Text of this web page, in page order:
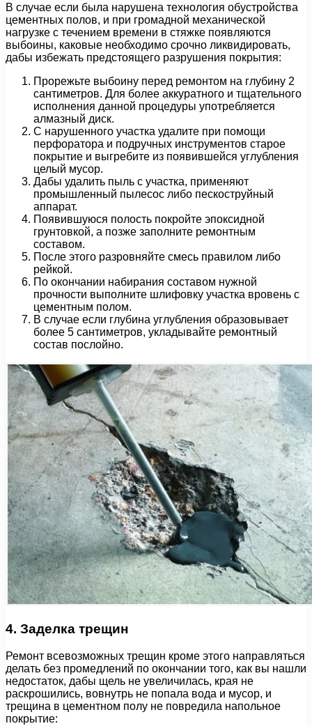
В случае если была нарушена технология обустройства
цементных полов, и при громадной механической
нагрузке с течением времени в стяжке появляются
выбоины, каковые необходимо срочно ликвидировать,
дабы избежать предстоящего разрушения покрытия:
Прорежьте выбоину перед ремонтом на глубину 2
сантиметров. Для более аккуратного и тщательного
исполнения данной процедуры употребляется
алмазный диск.
С нарушенного участка удалите при помощи
перфоратора и подручных инструментов старое
покрытие и выгребите из появившейся углубления
целый мусор.
Дабы удалить пыль с участка, применяют
промышленный пылесос либо пескоструйный
аппарат.
Появившуюся полость покройте эпоксидной
грунтовкой, а позже заполните ремонтным
составом.
После этого разровняйте смесь правилом либо
рейкой.
По окончании набирания составом нужной
прочности выполните шлифовку участка вровень с
цементным полом.
В случае если глубина углубления образовывает
более 5 сантиметров, укладывайте ремонтный
состав послойно.
4. Заделка трещин
Ремонт всевозможных трещин кроме этого направляться
делать без промедлений по окончании того, как вы нашли
недостаток, дабы щель не увеличилась, края не
раскрошились, вовнутрь не попала вода и мусор, и
трещина в цементном полу не повредила напольное
покрытие: